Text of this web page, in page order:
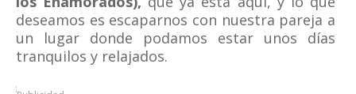
deseamos es escaparnos con nuestra pareja a
un lugar donde podamos estar unos días
tranquilos y relajados.